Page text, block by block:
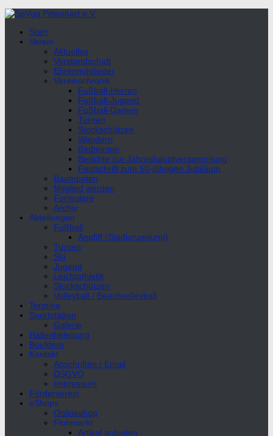
Unter
Inhalt
Start
Verein
Aktuelles
Vorstandschaft
Ehrenmitglieder
Vereinschronik
Fußball-Herren
Fußball-Jugend
Fußball-Damen
Turnen
Stockschützen
Wandern
Badminton
Berichte zur Jahreshauptversammlung
Festschrift zum 50-jährigen Jubiläum
Baumpaten
Mitglied werden
Formulare
Archiv
Abteilungen
Fußball
Anpfiff (Stadionzeitung)
Turnen
Ski
Jugend
Leichtathletik
Stockschützen
Volleyball / Beachvolleyball
Termine
Sportstätten
Galerie
Hallenbelegung
Bouldern
Kontakt
Anschriften / Email
DSGVO
Impressum
Förderverein
eShops
Onlineshop
Flohmarkt
Artikel anbieten